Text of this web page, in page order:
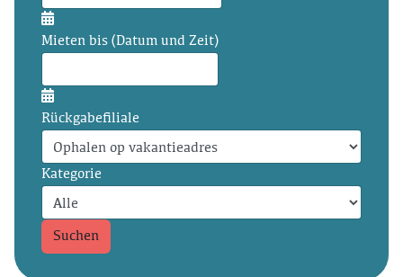
Mieten bis (Datum und Zeit)
Rückgabefiliale
Kategorie
Suchen